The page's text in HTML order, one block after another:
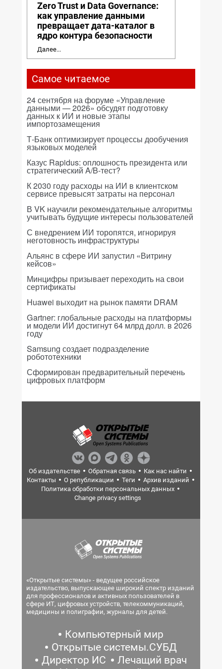
Zero Trust и Data Governance:
как управление данными
превращает дата-каталог в
ядро контура безопасности
Далее...
Самое читаемое
24 сентября на форуме «Управление
данными — 2026» обсудят подготовку
данных к ИИ и новые этапы
импортозамещения
Т-Банк оптимизирует процессы дообучения
языковых моделей
Казус Rapidus: оплошность президента или
стратегический A/B-тест?
К 2030 году расходы на ИИ в клиентском
сервисе превысят затраты на персонал
В VK научили рекомендательные алгоритмы
учитывать будущие интересы пользователей
С внедрением ИИ торопятся, игнорируя
неготовность инфраструктуры
Альянс в сфере ИИ запустил «Витрину
кейсов»
Минцифры призывает переходить на свои
сертификаты
Huawei выходит на рынок памяти DRAM
Gartner: глобальные расходы на платформы
и модели ИИ достигнут 64 млрд долл. в 2026
году
Samsung создает подразделение
робототехники
Сформирован предварительный перечень
цифровых платформ
Об издательстве Обратная связь
Как нас найти
Контакты
О републикации Теги
Архив изданий
Политика обработки персональных данных
Change privacy settings
«Открытые системы» - ведущее российское
издательство, выпускающее широкий спектр изданий
для профессионалов и активных пользователей в
сфере ИТ, цифровых устройств, телекоммуникаций,
медицины и полиграфии, журналы для детей.
Компьютерный мир
Открытые системы.СУБД
Директор ИС
Лечащий врач